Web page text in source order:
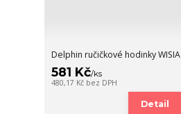
Delphin ručičkové hodinky WISIA
581 Kč/ks
480,17 Kč bez DPH
Detail